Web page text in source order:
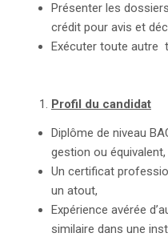
Présenter les
crédit pour avis et
Exécuter toute autre
Profil du candidat
Diplôme de niveau
gestion ou équivalent,
Un certificat
un atout,
Expérience avérée
similaire dans une